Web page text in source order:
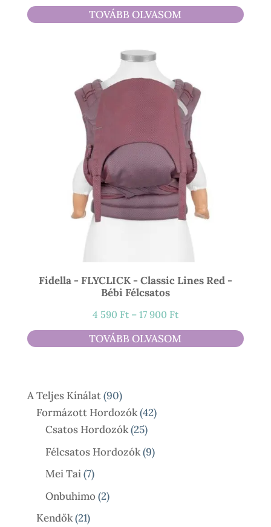
4
490 Ft
TOVÁBB OLVASOM
Fidella - FLYCLICK - Classic Lines Red -
Bébi Félcsatos
4 590 Ft – 17 900 FtÁrtartomány:
4
590 Ft
TOVÁBB OLVASOM
A Teljes Kínálat 9090
Termék
Formázott Hordozók 4242
Csatos Hordozók 2525
Termék
Félcsatos Hordozók 99
Mei Tai 77
Termék
Onbuhimo 22
Kendők 2121